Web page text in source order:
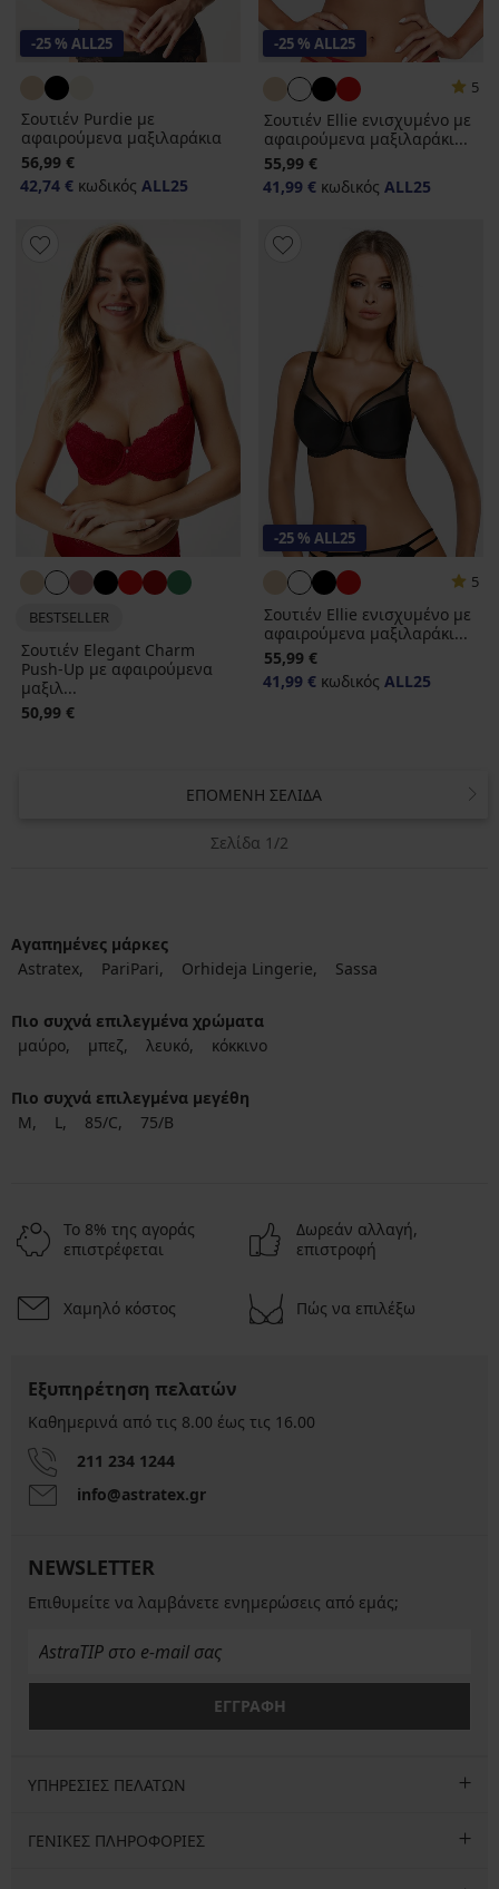
-25 % ALL25
Σουτιέν Purdie με
αφαιρούμενα μαξιλαράκια
56,99 €
42,74 € κωδικός ALL25
-25 % ALL25
5
Σουτιέν Ellie ενισχυμένο με
αφαιρούμενα μαξιλαράκι...
55,99 €
41,99 € κωδικός ALL25
BESTSELLER
Σουτιέν Elegant Charm
Push-Up με αφαιρούμενα
μαξιλ...
50,99 €
-25 % ALL25
5
Σουτιέν Ellie ενισχυμένο με
αφαιρούμενα μαξιλαράκι...
55,99 €
41,99 € κωδικός ALL25
ΕΠΌΜΕΝΗ ΣΕΛΊΔΑ
Σελίδα 1/2
Αγαπημένες μάρκες
Astratex
PariPari Orhideja Lingerie Sassa
Πιο συχνά επιλεγμένα χρώματα
μαύρο
μπεζ λευκό κόκκινο
Πιο συχνά επιλεγμένα μεγέθη
M
L 85/C 75/B
Το 8% της αγοράς
επιστρέφεται
Δωρεάν αλλαγή,
επιστροφή
Χαμηλό κόστος Πώς να επιλέξω
Εξυπηρέτηση πελατών
Καθημερινά από τις 8.00 έως τις 16.00
211 234 1244
info@astratex.gr
NEWSLETTER
Επιθυμείτε να λαμβάνετε ενημερώσεις από εμάς;
ΕΓΓΡΑΦΗ
ΥΠΗΡΕΣΙΕΣ ΠΕΛΑΤΩΝ
ΓΕΝΙΚΕΣ ΠΛΗΡΟΦΟΡΙΕΣ